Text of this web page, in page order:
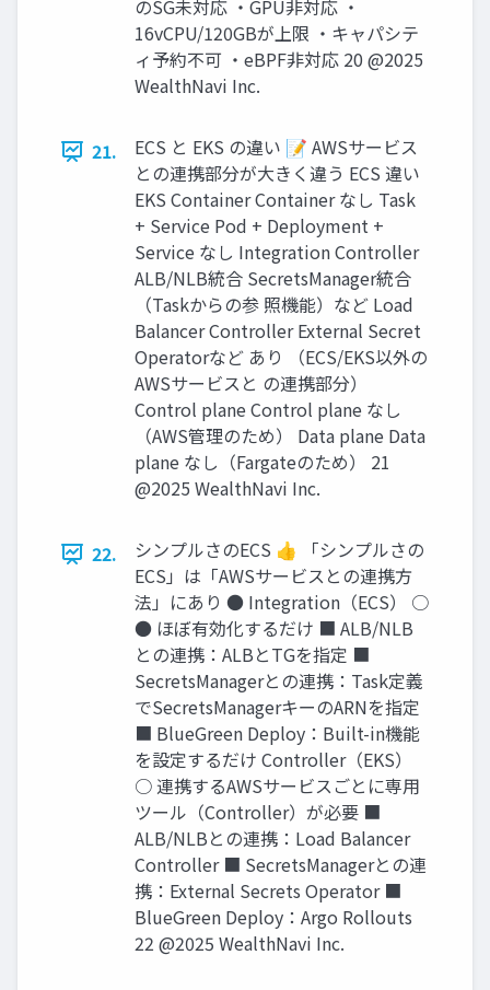
のSG未対応 ・GPU非対応 ・
16vCPU/120GBが上限 ・キャパシテ
ィ予約不可 ・eBPF非対応 20 @2025
WealthNavi Inc.
21.
ECS と EKS の違い 📝 AWSサービス
との連携部分が⼤きく違う ECS 違い
EKS Container Container なし Task
+ Service Pod + Deployment +
Service なし Integration Controller
ALB/NLB統合 SecretsManager統合
（Taskからの参 照機能）など Load
Balancer Controller External Secret
Operatorなど あり （ECS/EKS以外の
AWSサービスと の連携部分）
Control plane Control plane なし
（AWS管理のため） Data plane Data
plane なし（Fargateのため） 21
@2025 WealthNavi Inc.
22.
シンプルさのECS 👍 「シンプルさの
ECS」は「AWSサービスとの連携⽅
法」にあり ● Integration（ECS） ○
● ほぼ有効化するだけ ■ ALB/NLB
との連携：ALBとTGを指定 ■
SecretsManagerとの連携：Task定義
でSecretsManagerキーのARNを指定
■ BlueGreen Deploy：Built-in機能
を設定するだけ Controller（EKS）
○ 連携するAWSサービスごとに専⽤
ツール（Controller）が必要 ■
ALB/NLBとの連携：Load Balancer
Controller ■ SecretsManagerとの連
携：External Secrets Operator ■
BlueGreen Deploy：Argo Rollouts
22 @2025 WealthNavi Inc.